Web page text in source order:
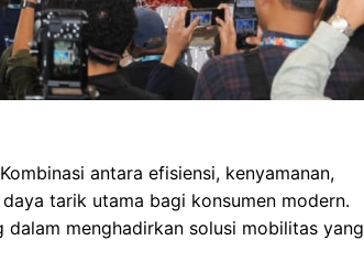
antara efisiensi, kenyamanan,
tarik utama bagi konsumen modern.
dalam menghadirkan solusi mobilitas yang